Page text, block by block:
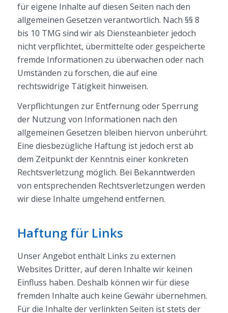
für eigene Inhalte auf diesen Seiten nach den
allgemeinen Gesetzen verantwortlich. Nach §§ 8
bis 10 TMG sind wir als Diensteanbieter jedoch
nicht verpflichtet, übermittelte oder gespeicherte
fremde Informationen zu überwachen oder nach
Umständen zu forschen, die auf eine
rechtswidrige Tätigkeit hinweisen.
Verpflichtungen zur Entfernung oder Sperrung
der Nutzung von Informationen nach den
allgemeinen Gesetzen bleiben hiervon unberührt.
Eine diesbezügliche Haftung ist jedoch erst ab
dem Zeitpunkt der Kenntnis einer konkreten
Rechtsverletzung möglich. Bei Bekanntwerden
von entsprechenden Rechtsverletzungen werden
wir diese Inhalte umgehend entfernen.
Haftung für Links
Unser Angebot enthält Links zu externen
Websites Dritter, auf deren Inhalte wir keinen
Einfluss haben. Deshalb können wir für diese
fremden Inhalte auch keine Gewähr übernehmen.
Für die Inhalte der verlinkten Seiten ist stets der